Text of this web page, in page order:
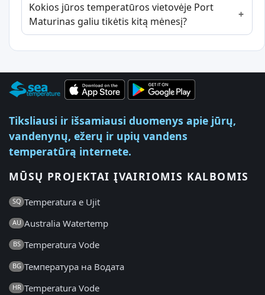
Kokios jūros temperatūros vietovėje Port
Maturinas galiu tikėtis kitą mėnesį?
Tiksliausi ir išsamiausi duomenys apie jūrų,
vandenynų, ežerų ir upių vandens
temperatūrą internete.
MŪSŲ PROJEKTAI ĮVAIRIOMIS KALBOMIS
SQ Temperatura e Ujit
AU Australia Watertemp
BS Temperatura Vode
BG Температура на Водата
HR Temperatura Vode